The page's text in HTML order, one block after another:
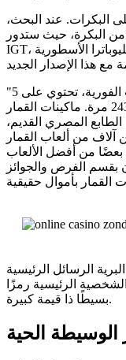
البكرات. عند البحث،
البكرة، حيث ستدور.
IGT، الشركة الجديدة التي تقف وراء لعبة كليوباترا الأسطورية
"الفضة المصرية" هي ماكينة قمار للمراهنات الفورية، تحتوي على 5
بكرات، وثلاثة صفوف، ويمكنك الفوز بها 243 مرة. ماكينات القمار
المصري القديم،
من ألعاب القمار
بعضًا من أفضل الألعاب
بقسم الفرص والجوائز
الرسائل الرئيسية
الرئيسية رمزًا
بسيطًا ذا قيمة كبيرة.
الحية